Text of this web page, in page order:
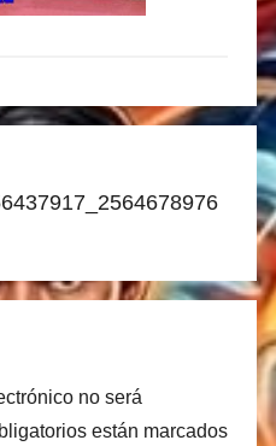
no será
están marcados